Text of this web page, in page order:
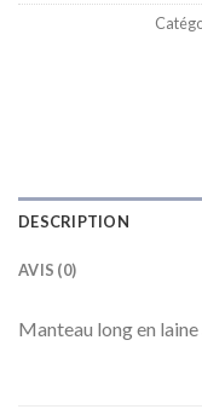
DESCRIPTION
AVIS (0)
Manteau long en